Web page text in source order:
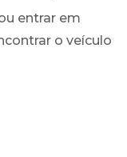
entrar em
o veículo